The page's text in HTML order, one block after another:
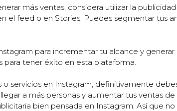
más ventas, considera utilizar la
el feed o en Stories. Puedes segmentar tus
para incrementar tu alcance y
tener éxito en esta plataforma.
servicios en Instagram, definitivamente
a más personas y aumentar tus ventas
bien pensada en Instagram. Así que no